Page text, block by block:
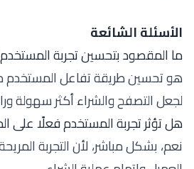
الأسئلة الشائعة
ما المقصود بتحسين تجربة المستخدم UX؟
هو تحسين طريقة تفاعل المستخدم
لجعل التصفح والشراء أكثر سهولة
هل تؤثر تجربة المستخدم فعلًا على
نعم، بشكل مباشر، لأن التجربة